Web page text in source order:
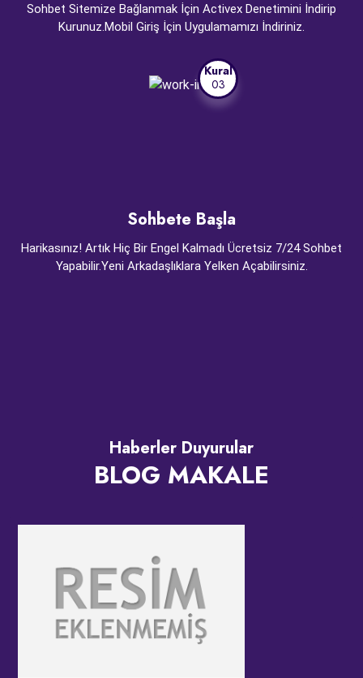
Sohbet Sitemize Bağlanmak İçin Activex Denetimini İndirip
Kurunuz.Mobil Giriş İçin Uygulamamızı İndiriniz.
Kural
03
Sohbete Başla
Harikasınız! Artık Hiç Bir Engel Kalmadı Ücretsiz 7/24 Sohbet
Yapabilir.Yeni Arkadaşlıklara Yelken Açabilirsiniz.
Haberler Duyurular
BLOG MAKALE